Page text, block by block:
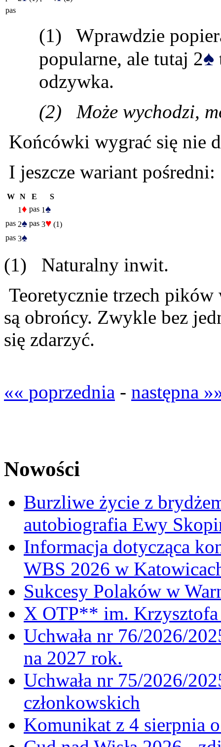
pas
(1) Wprawdzie
popularne, ale tutaj 2♠
odzywka.
(2) Może wychodzi,
Końcówki wygrać się nie
I jeszcze wariant pośredni:
W N E
S
1♦ pas 1♠
pas 2♠ pas 3♥ (1)
pas 3♠
(1) Naturalny inwit.
Teoretycznie trzech pików
są obrońcy. Zwykle bez
się zdarzyć.
«« poprzednia - następna
Nowości
Burzliwe życie z
autobiografia Ewy
Informacja dotycząca
WBS 2026 w
Sukcesy Polaków w
X OTP** im. Krzysztofa
Uchwała nr 76/2026/
na 2027 rok.
Uchwała nr 75/2026/
członkowskich
Komunikat z 4 sierpnia